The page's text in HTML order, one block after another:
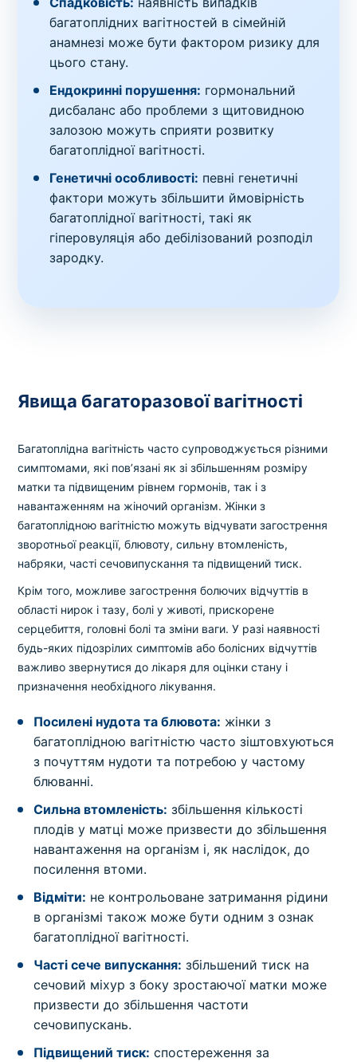
багатоплідних вагітностей в сімейній
анамнезі може бути фактором ризику для
цього стану.
Ендокринні порушення: гормональний
дисбаланс або проблеми з щитовидною
залозою можуть сприяти розвитку
багатоплідної вагітності.
Генетичні особливості: певні генетичні
фактори можуть збільшити ймовірність
багатоплідної вагітності, такі як
гіперовуляція або дебілізований розподіл
зародку.
Явища багаторазової вагітності
Багатоплідна вагітність часто супроводжується різними
симптомами, які пов’язані як зі збільшенням розміру
матки та підвищеним рівнем гормонів, так і з
навантаженням на жіночий організм. Жінки з
багатоплідною вагітністю можуть відчувати загострення
зворотньої реакції, блювоту, сильну втомленість,
набряки, часті сечовипускання та підвищений тиск.
Крім того, можливе загострення болючих відчуттів в
області нирок і тазу, болі у животі, прискорене
серцебиття, головні болі та зміни ваги. У разі наявності
будь-яких підозрілих симптомів або болісних відчуттів
важливо звернутися до лікаря для оцінки стану і
призначення необхідного лікування.
Посилені нудота та блювота: жінки з
багатоплідною вагітністю часто зіштовхуються
з почуттям нудоти та потребою у частому
блюванні.
Сильна втомленість: збільшення кількості
плодів у матці може призвести до збільшення
навантаження на організм і, як наслідок, до
посилення втоми.
Відміти: не контрольоване затримання рідини
в організмі також може бути одним з ознак
багатоплідної вагітності.
Часті сече випускання: збільшений тиск на
сечовий міхур з боку зростаючої матки може
призвести до збільшення частоти
сечовипускань.
Підвищений тиск: спостереження за